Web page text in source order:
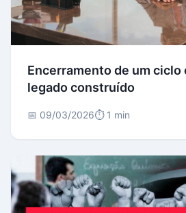
Encerramento de um ciclo
legado construído
📅 09/03/2026⏱️ 1 min